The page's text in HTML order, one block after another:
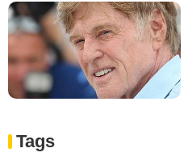
Tags